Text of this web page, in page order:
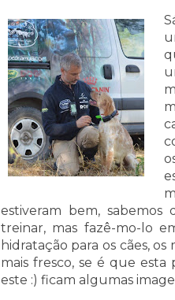
estiveram bem, sabemos
treinar, mas fazê-mo-lo
hidratação para os cães,
mais fresco, se é que
este :) ficam algumas